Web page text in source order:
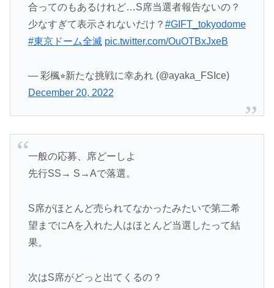
合ってのもあるけれど…S席当選者報告ないの？
少なすぎて表示されないだけ？ #GIFT_tokyodome
#東京ドーム全滅 pic.twitter.com/OuOTBxJxeB
— 彩楓⭐︎新たな挑戦に幸あれ (@ayaka_FSIce)
December 20, 2022
一般の応募、席どーしよ
先行SS→ S→Aで落選。
S席がほとんど売られてなかったみたいで第二希
望までにAを入れた人はほとんど当選したって結
果。
次はS席がどっと出てくるの？